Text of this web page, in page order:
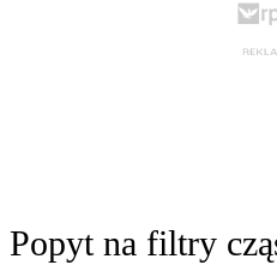
Popyt na filtry